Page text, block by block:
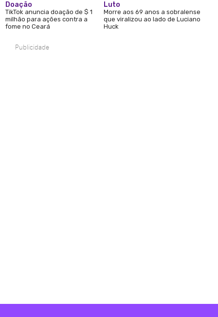
Doação
TikTok anuncia doação de $ 1
milhão para ações contra a
fome no Ceará
Luto
Morre aos 69 anos a sobralense
que viralizou ao lado de Luciano
Huck
Publicidade